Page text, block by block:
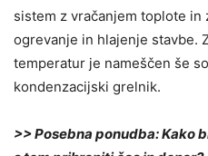
sistem z vračanjem toplote
ogrevanje in hlajenje stavbe.
temperatur je nameščen še
kondenzacijski grelnik.
>> Posebna ponudba: Kako